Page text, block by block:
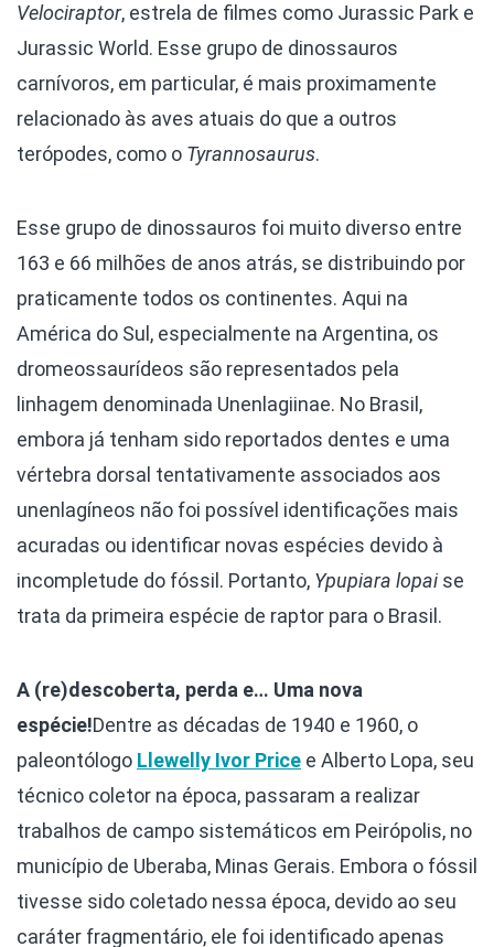
Velociraptor, estrela de filmes como Jurassic Park e
Jurassic World. Esse grupo de dinossauros
carnívoros, em particular, é mais proximamente
relacionado às aves atuais do que a outros
terópodes, como o Tyrannosaurus.
Esse grupo de dinossauros foi muito diverso entre
163 e 66 milhões de anos atrás, se distribuindo por
praticamente todos os continentes. Aqui na
América do Sul, especialmente na Argentina, os
dromeossaurídeos são representados pela
linhagem denominada Unenlagiinae. No Brasil,
embora já tenham sido reportados dentes e uma
vértebra dorsal tentativamente associados aos
unenlagíneos não foi possível identificações mais
acuradas ou identificar novas espécies devido à
incompletude do fóssil. Portanto, Ypupiara lopaise
trata da primeira espécie de raptor para o Brasil.
A (re)descoberta, perda e… Uma nova
espécie!Dentre as décadas de 1940 e 1960, o
paleontólogo Llewelly Ivor Price e Alberto Lopa, seu
técnico coletor na época, passaram a realizar
trabalhos de campo sistemáticos em Peirópolis, no
município de Uberaba, Minas Gerais. Embora o fóssil
tivesse sido coletado nessa época, devido ao seu
caráter fragmentário, ele foi identificado apenas